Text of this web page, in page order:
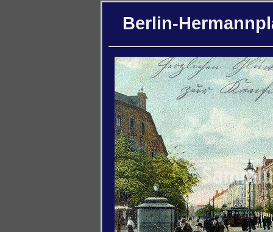
Berlin-